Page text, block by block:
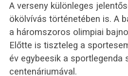
A verseny különleges
ökölvívás történetében is. A
a háromszoros olimpiai
Előtte is tiszteleg a
év egybeesik a sportlegenda
centenáriumával.